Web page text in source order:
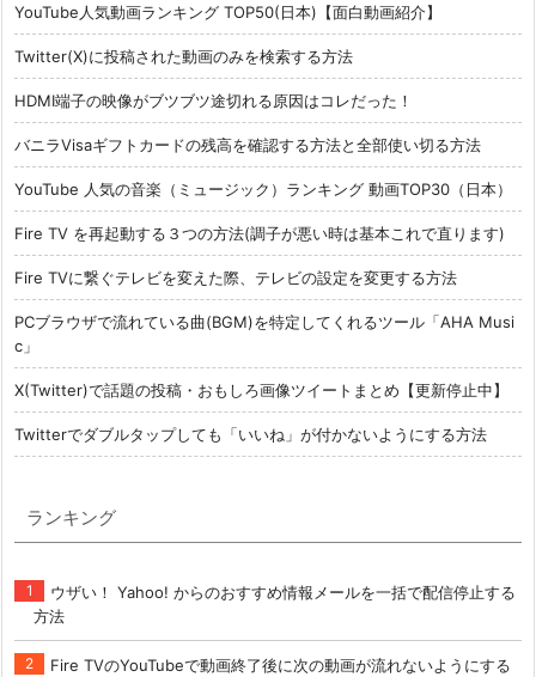
YouTube人気動画ランキング TOP50(日本)【面白動画紹介】
Twitter(X)に投稿された動画のみを検索する方法
HDMI端子の映像がブツブツ途切れる原因はコレだった！
バニラVisaギフトカードの残高を確認する方法と全部使い切る方法
YouTube 人気の音楽（ミュージック）ランキング 動画TOP30（日本）
Fire TV を再起動する３つの方法(調子が悪い時は基本これで直ります)
Fire TVに繋ぐテレビを変えた際、テレビの設定を変更する方法
PCブラウザで流れている曲(BGM)を特定してくれるツール「AHA Musi
c」
X(Twitter)で話題の投稿・おもしろ画像ツイートまとめ【更新停止中】
Twitterでダブルタップしても「いいね」が付かないようにする方法
ランキング
ウザい！ Yahoo! からのおすすめ情報メールを一括で配信停止する
方法
Fire TVのYouTubeで動画終了後に次の動画が流れないようにする